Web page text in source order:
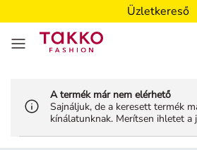
Üzletkereső
A termék már nem elérhető
Sajnáljuk, de a keresett termék
kínálatunknak. Merítsen ihletet a